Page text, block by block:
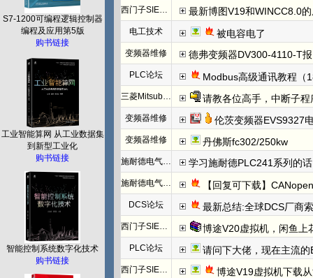
S7-1200可编程逻辑控制器
编程及应用第5版
购书链接
工业智能算网 从工业数据集
到新型工业化
购书链接
智能控制系统数字化技术
购书链接
西门子SIEMENS 最新博图V19和WINCC8.0
电工技术 被电容电了
变频器维修 德弗变频器DV300-4110-T报NFF故
PLC论坛 Modbus高级通讯教程（
三菱Mitsubishi 请教各位高手，中断子
变频器维修 伦茨变频器EVS9327
变频器维修 丹佛斯fc302/250kw
施耐德电气PLC 学习施耐德PLC241系列的
施耐德电气PLC 【回复可下载】
DCS论坛 最新总结:全球DCS厂商
西门子SIEMENS 博途V20虚拟机，闲鱼上
PLC论坛 请问下大佬，现在主流的
西门子SIEMENS 博途V19虚拟机下载